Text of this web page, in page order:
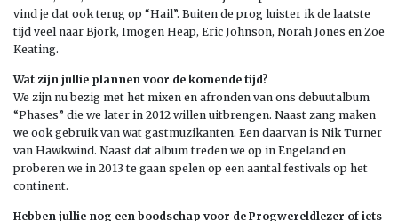
vind je dat ook terug op “Hail”. Buiten de prog luister ik de laatste
tijd veel naar Bjork, Imogen Heap, Eric Johnson, Norah Jones en Zoe
Keating.
Wat zijn jullie plannen voor de komende tijd?
We zijn nu bezig met het mixen en afronden van ons debuutalbum
“Phases” die we later in 2012 willen uitbrengen. Naast zang maken
we ook gebruik van wat gastmuzikanten. Een daarvan is Nik Turner
van Hawkwind. Naast dat album treden we op in Engeland en
proberen we in 2013 te gaan spelen op een aantal festivals op het
continent.
Hebben jullie nog een boodschap voor de Progwereldlezer of iets